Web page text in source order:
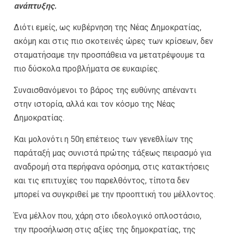
ανάπτυξης.
Διότι εμείς, ως κυβέρνηση της Νέας Δημοκρατίας,
ακόμη και στις πιο σκοτεινές ώρες των κρίσεων, δεν
σταματήσαμε την προσπάθεια να μετατρέψουμε τα
πιο δύσκολα προβλήματα σε ευκαιρίες.
Συναισθανόμενοι το βάρος της ευθύνης απέναντι
στην ιστορία, αλλά και τον κόσμο της Νέας
Δημοκρατίας.
Και μολονότι η 50η επέτειος των γενεθλίων της
παράταξή μας συνιστά πρώτης τάξεως πειρασμό για
αναδρομή στα περήφανα ορόσημα, στις κατακτήσεις
και τις επιτυχίες του παρελθόντος, τίποτα δεν
μπορεί να συγκριθεί με την προοπτική του μέλλοντος.
Ένα μέλλον που, χάρη στο ιδεολογικό οπλοστάσιο,
την προσήλωση στις αξίες της δημοκρατίας, της